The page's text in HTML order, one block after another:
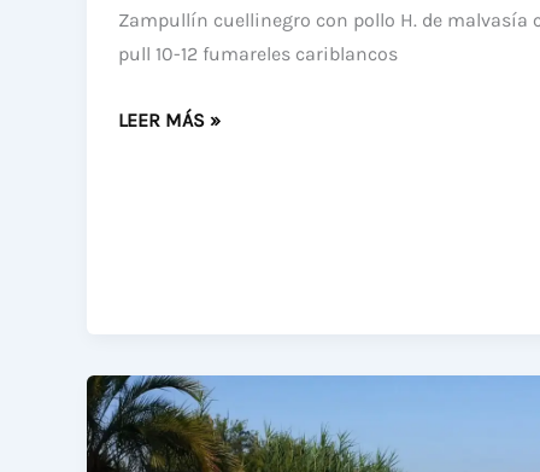
Zampullín cuellinegro con pollo H. de malvasía
pull 10-12 fumareles cariblancos
ÚLTIMAS
LEER MÁS »